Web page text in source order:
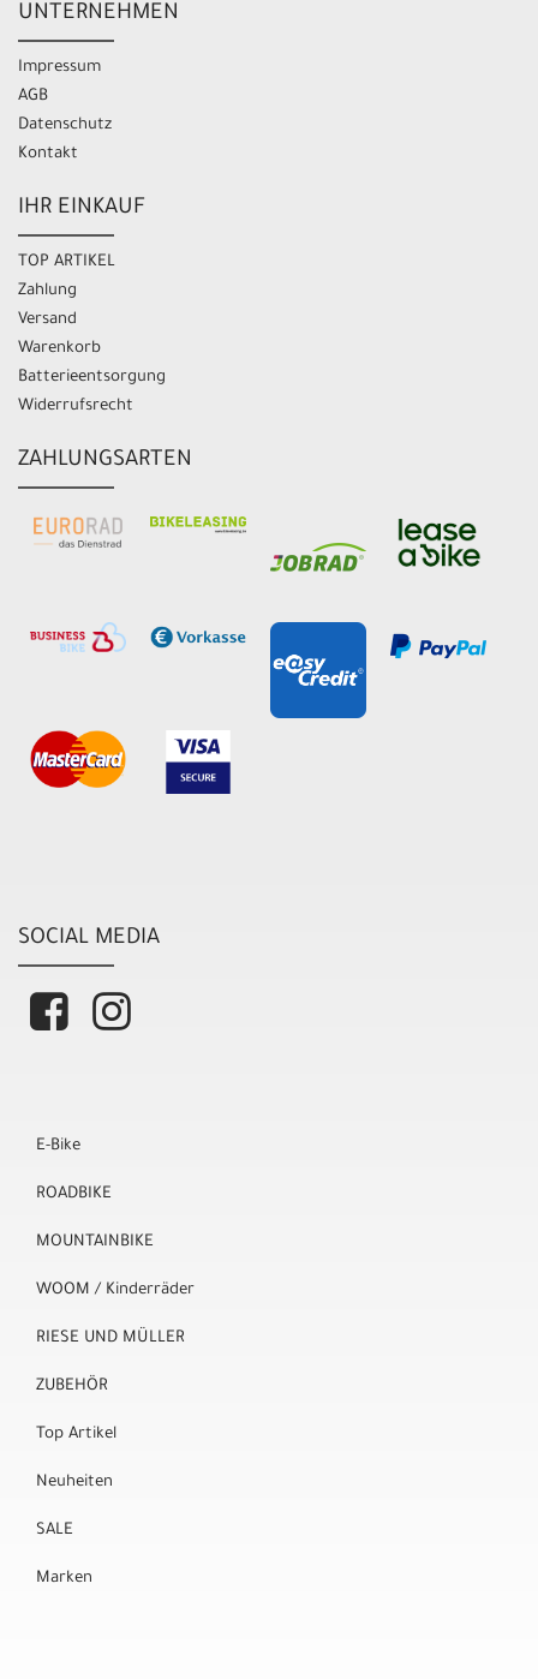
UNTERNEHMEN
Impressum
AGB
Datenschutz
Kontakt
IHR EINKAUF
TOP ARTIKEL
Zahlung
Versand
Warenkorb
Batterieentsorgung
Widerrufsrecht
ZAHLUNGSARTEN
SOCIAL MEDIA
E-Bike
ROADBIKE
MOUNTAINBIKE
WOOM / Kinderräder
RIESE UND MÜLLER
ZUBEHÖR
Top Artikel
Neuheiten
SALE
Marken